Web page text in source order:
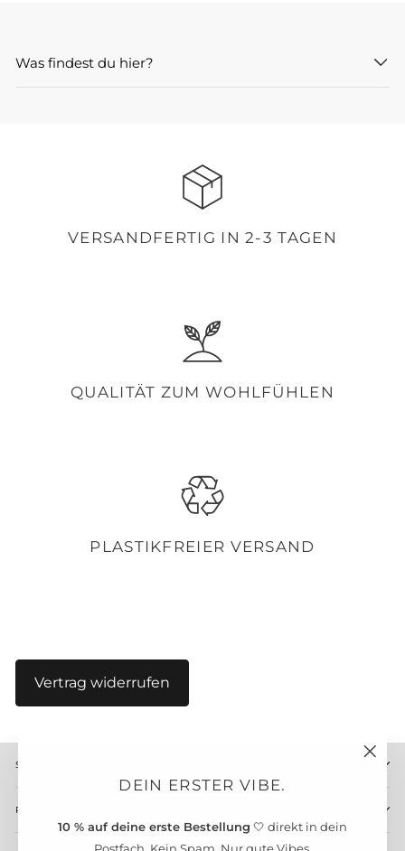
DEIN ERSTER VIBE.
10 % auf deine erste Bestellung 🤍 direkt in dein
Was findest du hier?
VERSANDFERTIG IN 2-3 TAGEN
QUALITÄT ZUM WOHLFÜHLEN
PLASTIKFREIER VERSAND
Vertrag widerrufen
SHOP INFOS
RECHTLICHES